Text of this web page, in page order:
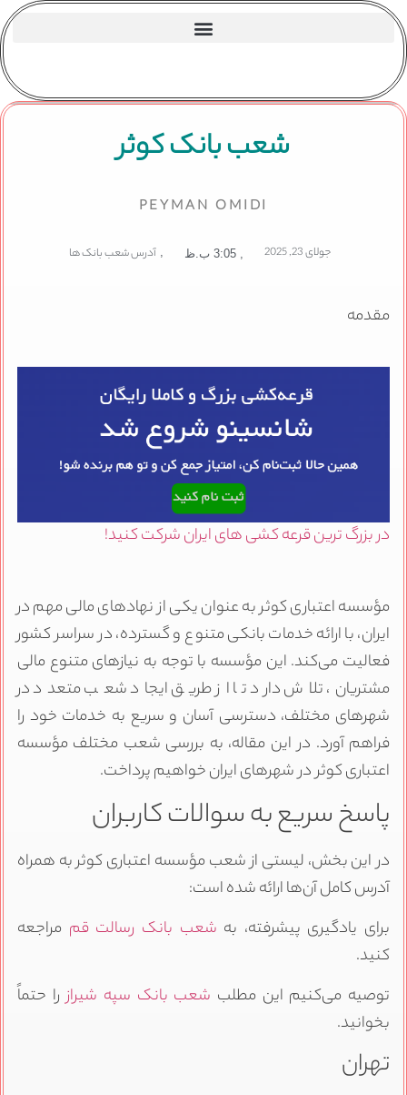
شعب بانک کوثر
PEYMAN OMIDI
جولای 23, 2025 3:05 ب.ظ , آدرس شعب بانک ها
مقدمه
در بزرگ ترین قرعه کشی های ایران شرکت کنید!
مؤسسه اعتباری کوثر به عنوان یکی از نهادهای مالی مهم در
ایران، با ارائه خدمات بانکی متنوع و گسترده، در سراسر کشور
فعالیت می‌کند. این مؤسسه با توجه به نیازهای متنوع مالی
مشتریان، تلاش دارد تا از طریق ایجاد شعب متعدد در
شهرهای مختلف، دسترسی آسان و سریع به خدمات خود را
فراهم آورد. در این مقاله، به بررسی شعب مختلف مؤسسه
اعتباری کوثر در شهرهای ایران خواهیم پرداخت.
پاسخ سریع به سوالات کاربران
در این بخش، لیستی از شعب مؤسسه اعتباری کوثر به همراه
آدرس کامل آن‌ها ارائه شده است:
برای یادگیری پیشرفته، به شعب بانک رسالت قممراجعه
کنید.
توصیه می‌کنیم این مطلب شعب بانک سپه شیرازرا حتماً
بخوانید.
تهران